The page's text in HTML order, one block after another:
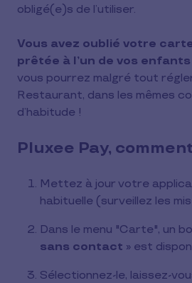
obligé(e)s de l’utiliser.
Vous avez oublié votre carte
prêtée à l’un de vos enfants
vous pourrez malgré tout
Restaurant, dans les mêmes
d’habitude !
Pluxee Pay,
Mettez à jour votre
habituelle (surveillez les
Dans le menu "Carte", un
sans contact » est
Sélectionnez-le, laissez-